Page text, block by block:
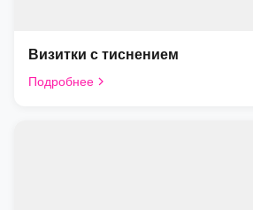
Визитки с тиснением
Подробнее